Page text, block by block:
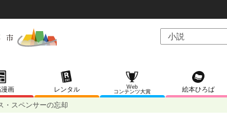
画 レンタル
Web
コンテンツ大賞
絵本ひろば
・スペンサーの忘却